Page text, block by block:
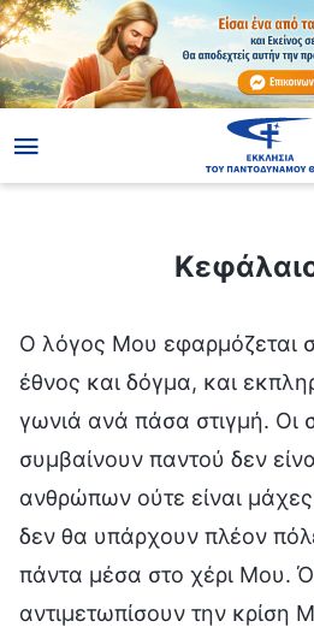
Ο λόγος Μου εφαρμόζεται
έθνος και δόγμα, και
γωνιά ανά πάσα στιγμή. Οι
συμβαίνουν παντού δεν
ανθρώπων ούτε είναι
δεν θα υπάρχουν πλέον
πάντα μέσα στο χέρι Μου.
αντιμετωπίσουν την κρίση